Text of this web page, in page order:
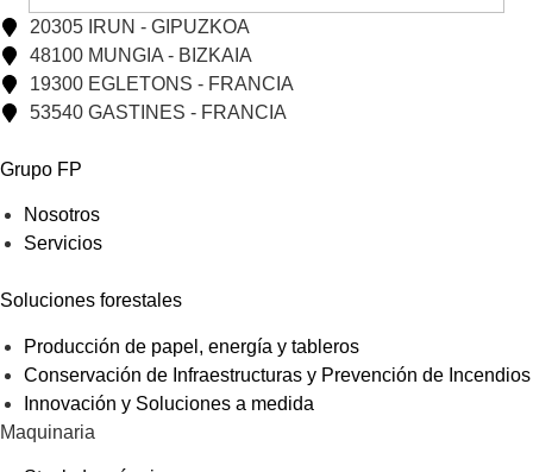
20305 IRUN - GIPUZKOA
48100 MUNGIA - BIZKAIA
19300 EGLETONS - FRANCIA
53540 GASTINES - FRANCIA
Grupo FP
Nosotros
Servicios
Soluciones forestales
Producción de papel, energía y tableros
Conservación de Infraestructuras y Prevención de Incendios
Innovación y Soluciones a medida
Maquinaria